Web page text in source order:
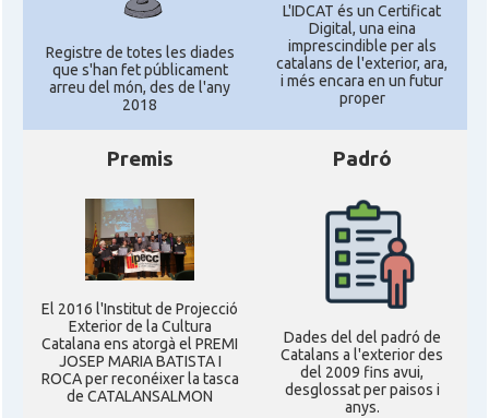
Registre de totes les diades
que s'han fet públicament
arreu del món, des de l'any
2018
L'IDCAT és un Certificat
Digital, una eina
imprescindible per als
catalans de l'exterior, ara,
i més encara en un futur
proper
Premis
El 2016 l'Institut de Projecció
Exterior de la Cultura
Catalana ens atorgà el PREMI
JOSEP MARIA BATISTA I
ROCA per reconéixer la tasca
de CATALANSALMON
Padró
Dades del del padró de
Catalans a l'exterior des
del 2009 fins avui,
desglossat per paisos i
anys.